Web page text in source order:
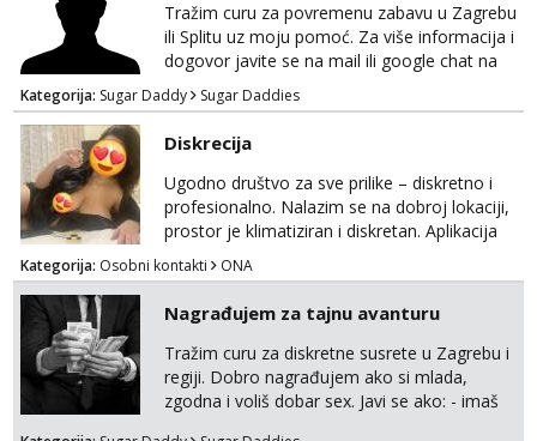
Tražim curu za povremenu zabavu u Zagrebu
ili Splitu uz moju pomoć. Za više informacija i
dogovor javite se na mail ili google chat na
oneofakind999111@gmail.com
Kategorija: Sugar Daddy Sugar Daddies
Diskrecija
Ugodno društvo za sve prilike – diskretno i
profesionalno. Nalazim se na dobroj lokaciji,
prostor je klimatiziran i diskretan. Aplikacija
what sapp 0957660399.
Kategorija: Osobni kontakti ONA
Nagrađujem za tajnu avanturu
Tražim curu za diskretne susrete u Zagrebu i
regiji. Dobro nagrađujem ako si mlada,
zgodna i voliš dobar sex. Javi se ako: - imaš